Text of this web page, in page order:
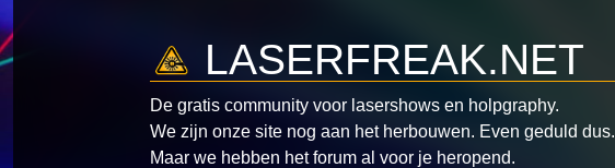
LASERFREAK.NET
De gratis community voor lasershows en holpgraphy.
We zijn onze site nog aan het herbouwen. Even geduld dus.
Maar we hebben het forum al voor je heropend.